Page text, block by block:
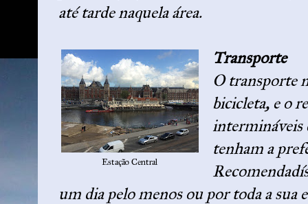
até tarde naquela área.
Estação Central
Transporte
O transporte
bicicleta, e o
intermináveis
tenham a
um dia pelo menos ou por toda a sua